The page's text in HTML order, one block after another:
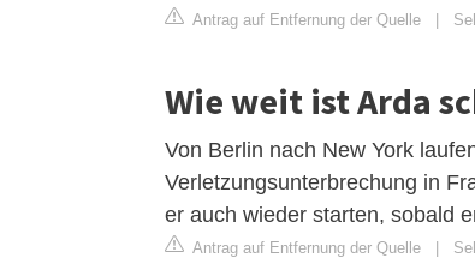
Antrag auf Entfernung der Quelle
Wie weit ist Arda
Von Berlin nach New York
Verletzungsunterbrechung in
er auch wieder starten, sobald
Antrag auf Entfernung der Quelle